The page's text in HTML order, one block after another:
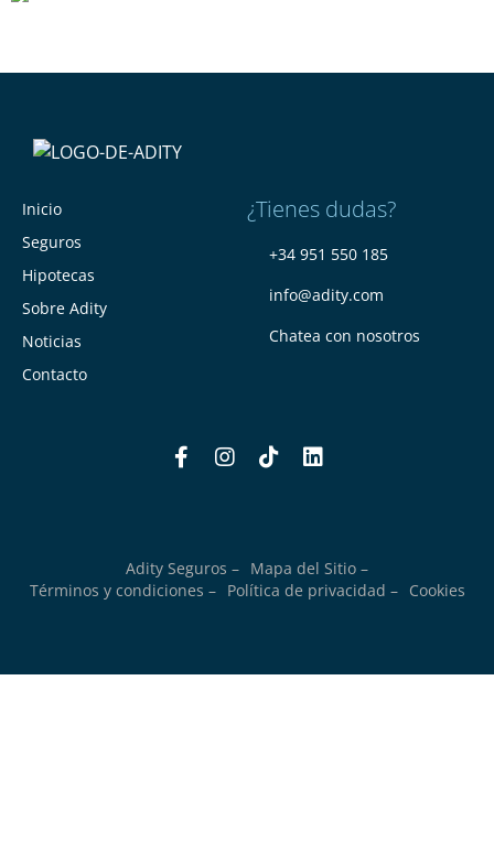
Inicio
Seguros
Hipotecas
Sobre Adity
Noticias
Contacto
¿Tienes dudas?
+34 951 550 185
info@adity.com
Chatea con nosotros
Adity Seguros – Mapa del Sitio –
Términos y condiciones –
Política de privacidad – Cookies